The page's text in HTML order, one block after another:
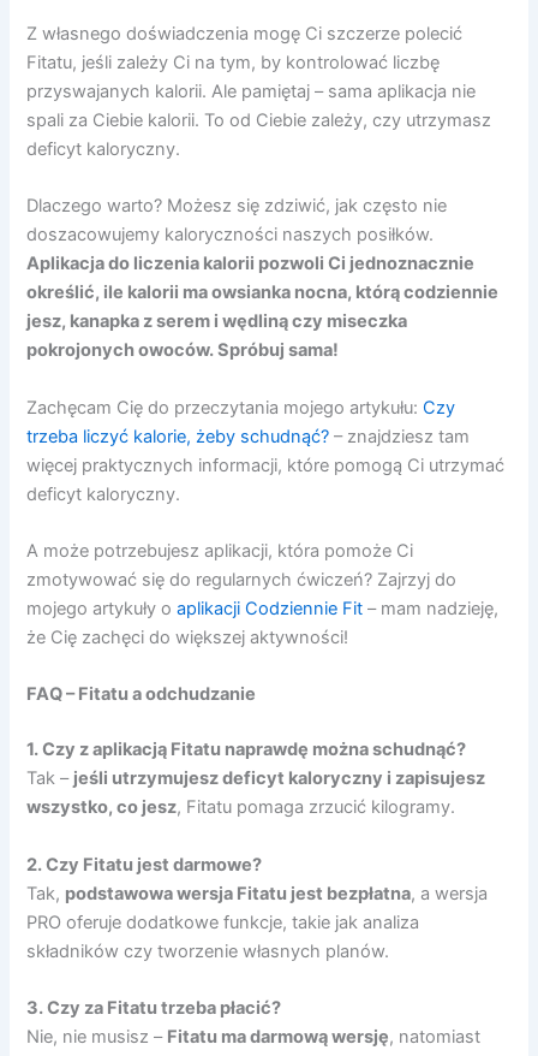
Z własnego doświadczenia mogę Ci szczerze polecić
Fitatu, jeśli zależy Ci na tym, by kontrolować liczbę
przyswajanych kalorii. Ale pamiętaj – sama aplikacja nie
spali za Ciebie kalorii. To od Ciebie zależy, czy utrzymasz
deficyt kaloryczny.
Dlaczego warto? Możesz się zdziwić, jak często nie
doszacowujemy kaloryczności naszych posiłków.
Aplikacja do liczenia kalorii pozwoli Ci jednoznacznie
określić, ile kalorii ma owsianka nocna, którą codziennie
jesz, kanapka z serem i wędliną czy miseczka
pokrojonych owoców. Spróbuj sama!
Zachęcam Cię do przeczytania mojego artykułu:Czy
trzeba liczyć kalorie, żeby schudnąć? – znajdziesz tam
więcej praktycznych informacji, które pomogą Ci utrzymać
deficyt kaloryczny.
A może potrzebujesz aplikacji, która pomoże Ci
zmotywować się do regularnych ćwiczeń? Zajrzyj do
mojego artykuły oaplikacji Codziennie Fit – mam nadzieję,
że Cię zachęci do większej aktywności!
FAQ – Fitatu a odchudzanie
1. Czy z aplikacją Fitatu naprawdę można schudnąć?
Tak – jeśli utrzymujesz deficyt kaloryczny i zapisujesz
wszystko, co jesz, Fitatu pomaga zrzucić kilogramy.
2. Czy Fitatu jest darmowe?
Tak, podstawowa wersja Fitatu jest bezpłatna, a wersja
PRO oferuje dodatkowe funkcje, takie jak analiza
składników czy tworzenie własnych planów.
3. Czy za Fitatu trzeba płacić?
Nie, nie musisz – Fitatu ma darmową wersję, natomiast